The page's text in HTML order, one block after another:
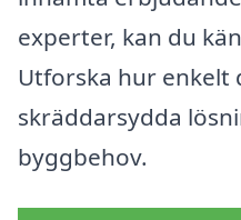
experter, kan du
Utforska hur enkelt
skräddarsydda
byggbehov.